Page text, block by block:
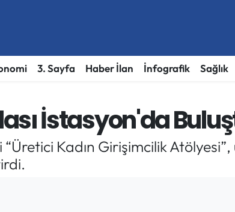
3. Sayfa Haber İlan İnfografik Sağlık
İstasyon'da
Kadın Girişimcilik